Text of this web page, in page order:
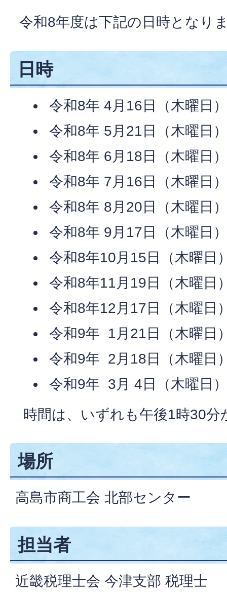
令和8年度は下記の日時となり
日時
令和8年 4月16日（木曜日
令和8年 5月21日（木曜日
令和8年 6月18日（木曜日
令和8年 7月16日（木曜日
令和8年 8月20日（木曜日
令和8年 9月17日（木曜日
令和8年10月15日（木曜日
令和8年11月19日（木曜日
令和8年12月17日（木曜日
令和9年 1月21日（木曜日
令和9年 2月18日（木曜日
令和9年 3月 4日（木曜日
時間は、いずれも午後1時30分
場所
高島市商工会 北部センター
担当者
近畿税理士会 今津支部 税理士